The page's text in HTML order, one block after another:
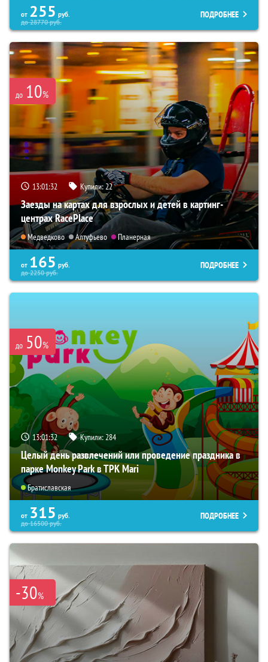
от 255 руб.
до28770руб.
ПОДРОБНЕЕ
до 10%
13:01:31 Купили:22
Заезды на картах для взрослых и детей в картинг-
центрах RacePlace
Медведково Алтуфьево Планерная
от 165 руб.
до2250руб.
ПОДРОБНЕЕ
до 50%
13:01:31 Купили:284
Целый день развлечений или проведение праздника в
парке Monkey Park в ТРК Mari
Братиславская
от 315 руб.
до16500руб.
ПОДРОБНЕЕ
-30%